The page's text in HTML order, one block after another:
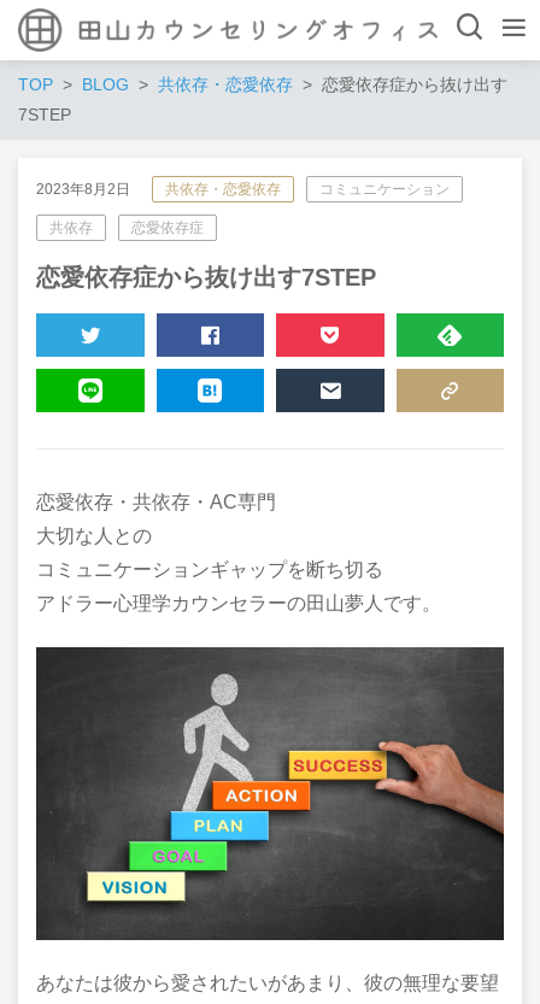
TOP BLOG 共依存・恋愛依存
恋愛依存症から抜け出す
7STEP
2023年8月2日 共依存・恋愛依存 コミュニケーション
共依存 恋愛依存症
恋愛依存症から抜け出す7STEP
TWEET SHARE POCKET FEEDLY
恋愛依存・共依存・AC専門
大切な人との
コミュニケーションギャップを断ち切る
アドラー心理学カウンセラーの田山夢人です。
あなたは彼から愛されたいがあまり、彼の無理な要望